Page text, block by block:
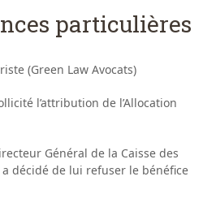
particulières
(Green Law Avocats)
l’attribution de l’Allocation
Général de la Caisse des
décidé de lui refuser le bénéfice